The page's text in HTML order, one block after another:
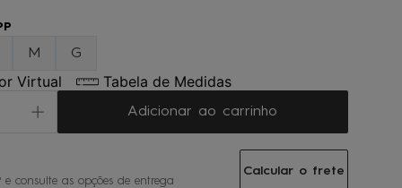
M G
Virtual Tabela de Medidas
Adicionar ao carrinho
Calcular o frete